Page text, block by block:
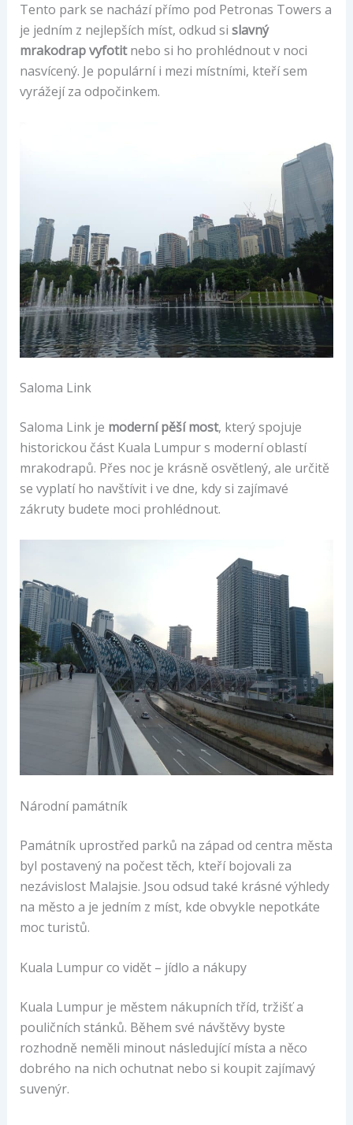
Tento park se nachází přímo pod Petronas Towers a
je jedním z nejlepších míst, odkud si slavný
mrakodrap vyfotitnebo si ho prohlédnout v noci
nasvícený. Je populární i mezi místními, kteří sem
vyrážejí za odpočinkem.
Saloma Link
Saloma Link je moderní pěší most, který spojuje
historickou část Kuala Lumpur s moderní oblastí
mrakodrapů. Přes noc je krásně osvětlený, ale určitě
se vyplatí ho navštívit i ve dne, kdy si zajímavé
zákruty budete moci prohlédnout.
Národní památník
Památník uprostřed parků na západ od centra města
byl postavený na počest těch, kteří bojovali za
nezávislost Malajsie. Jsou odsud také krásné výhledy
na město a je jedním z míst, kde obvykle nepotkáte
moc turistů.
Kuala Lumpur co vidět – jídlo a nákupy
Kuala Lumpur je městem nákupních tříd, tržišť a
pouličních stánků. Během své návštěvy byste
rozhodně neměli minout následující místa a něco
dobrého na nich ochutnat nebo si koupit zajímavý
suvenýr.